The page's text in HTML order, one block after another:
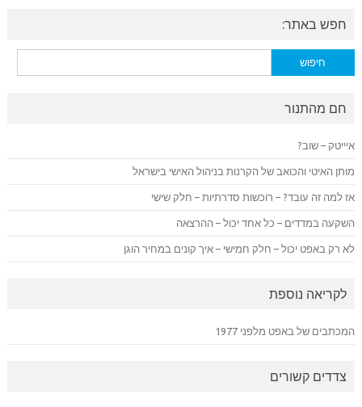
חפש באתר:
חם מהתנור
איייטק – שוב?
מותן האיטי והכואב של הקרנות בניהול האישי בישראל
אז למה זה עובד? – רוכשות סדרתיות – חלק שישי
השקעה במדדים – כל אחד יכול – ההרצאה
לא רק באפט יכול – חלק חמישי – איך קונים במחיר הוגן
לקריאה נוספת
המכתבים של באפט מלפני 1977
צדדים קשורים